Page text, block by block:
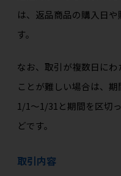
は、返品商品の購入日
す。
なお、取引が複数日に
ことが難しい場合は、期
1/1～1/31と期間を区切
どです。
取引内容